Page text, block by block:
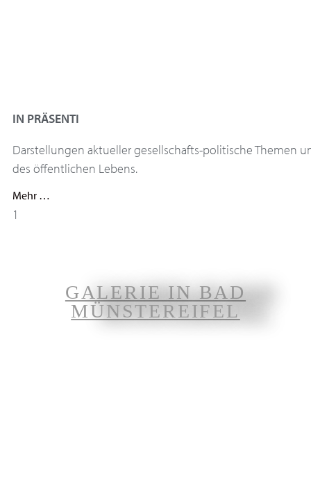
IN PRÄSENTI
Darstellungen aktueller gesellschafts-politische Themen
des öffentlichen Lebens.
Mehr …
GALERIE IN BAD
MÜNSTEREIFEL